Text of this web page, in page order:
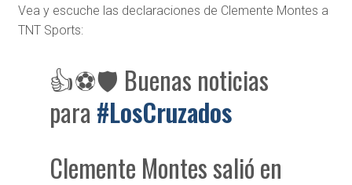
Vea y escuche las declaraciones de Clemente Montes a
TNT Sports:
👍⚽🛡 Buenas noticias
para #LosCruzados
Clemente Montes salió en